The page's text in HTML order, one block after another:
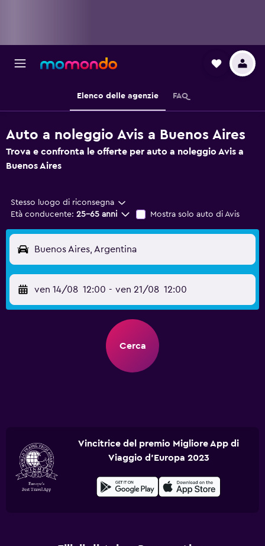
Elenco delle agenzie FAQ
Auto a noleggio Avis a Buenos Aires
Trova e confronta le offerte per auto a noleggio Avis a
Buenos Aires
Stesso luogo di riconsegna
Età conducente: 25-65 anni Mostra solo auto di Avis
Buenos Aires, Argentina
ven 14/08 12:00 - ven 21/08 12:00
Cerca
Vincitrice del premio Migliore App di
Viaggio d'Europa 2023